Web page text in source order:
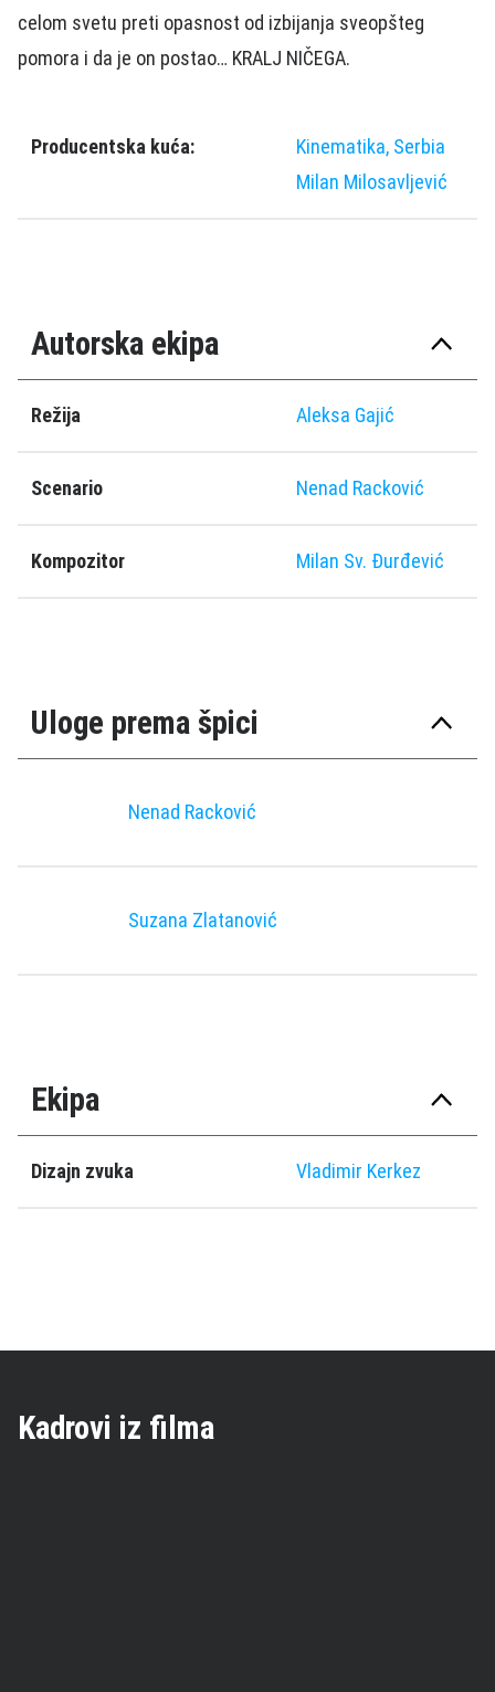
celom svetu preti opasnost od izbijanja sveopšteg
pomora i da je on postao… KRALJ NIČEGA.
Producentska kuća:
Kinematika, Serbia
Milan Milosavljević
Autorska ekipa
Režija Aleksa Gajić
Scenario Nenad Racković
Kompozitor Milan Sv. Đurđević
Uloge prema špici
Nenad Racković
Suzana Zlatanović
Ekipa
Dizajn zvuka Vladimir Kerkez
Kadrovi iz filma